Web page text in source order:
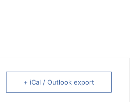
+ iCal / Outlook export